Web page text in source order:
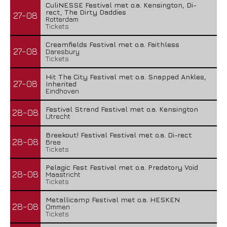
27-08
CuliNESSE Festival met o.a. Kensington, Di-
rect, The Dirty Daddies
Rotterdam
Tickets
27-08
Creamfields Festival met o.a. Faithless
Daresbury
Tickets
27-08
Hit The City Festival met o.a. Snapped Ankles,
Inherited
Eindhoven
28-08
Festival Strand Festival met o.a. Kensington
Utrecht
28-08
Breekout! Festival Festival met o.a. Di-rect
Bree
Tickets
28-08
Pelagic Fest Festival met o.a. Predatory Void
Maastricht
Tickets
28-08
Metallicamp Festival met o.a. HESKEN
Ommen
Tickets